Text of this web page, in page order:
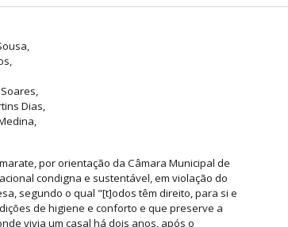
Dias,
por orientação da Câmara Municipal de
condigna e sustentável, em violação do
segundo o qual "[t]odos têm direito, para si e
de higiene e conforto e que preserve a
vivia um casal há dois anos, após o